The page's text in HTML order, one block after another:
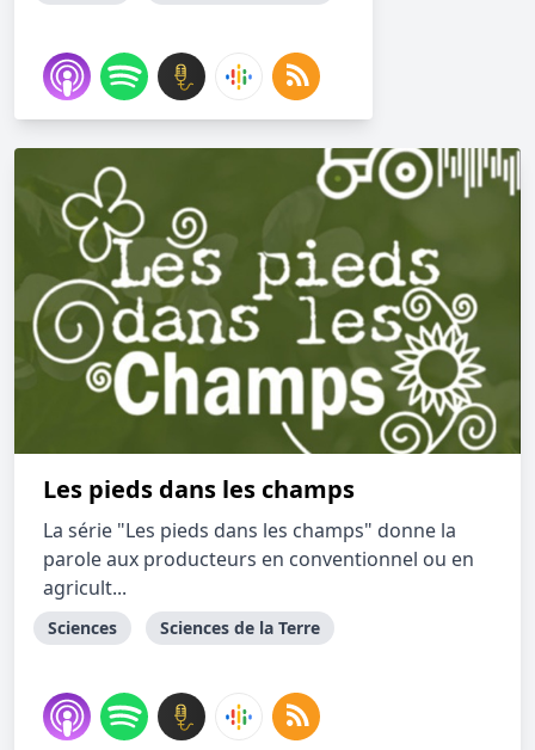
Les pieds dans les champs
La série "Les pieds dans les champs" donne la
parole aux producteurs en conventionnel ou en
agricult...
Sciences Sciences de la Terre